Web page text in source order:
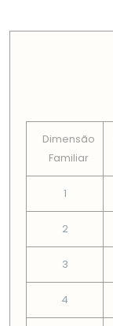
Dimensão
Familiar
1
2
3
4